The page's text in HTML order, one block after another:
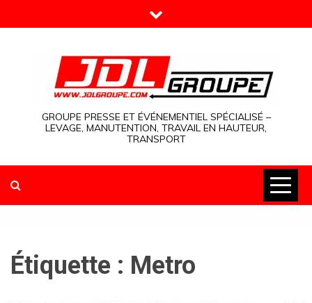
to
GROUPE PRESSE ET ÉVÉNEMENTIEL SPÉCIALISÉ –
LEVAGE, MANUTENTION, TRAVAIL EN HAUTEUR,
TRANSPORT
Étiquette : Metro